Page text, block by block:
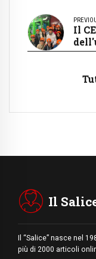
Il
Il
Il “Salice” nasce nel
più di 2000 articoli